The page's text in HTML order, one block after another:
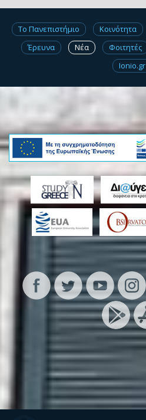
Το Πανεπιστήμιο Κοινότητα
Έρευνα
Νέα Φοιτητές
Ionio.gr